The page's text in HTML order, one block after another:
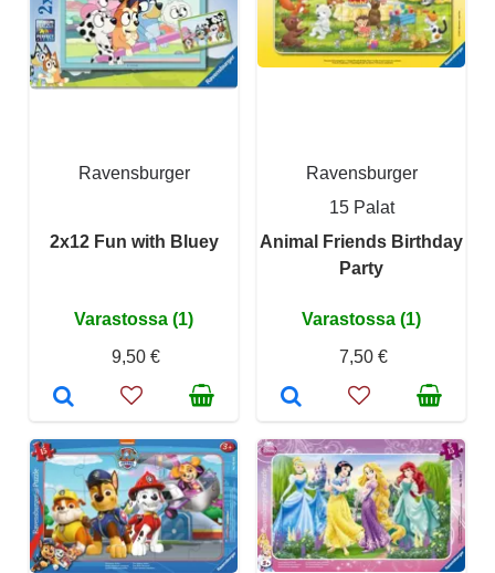
Ravensburger
2x12 Fun with Bluey
Varastossa (1)
9,50 €
Ravensburger
15 Palat
Animal Friends Birthday
Party
Varastossa (1)
7,50 €